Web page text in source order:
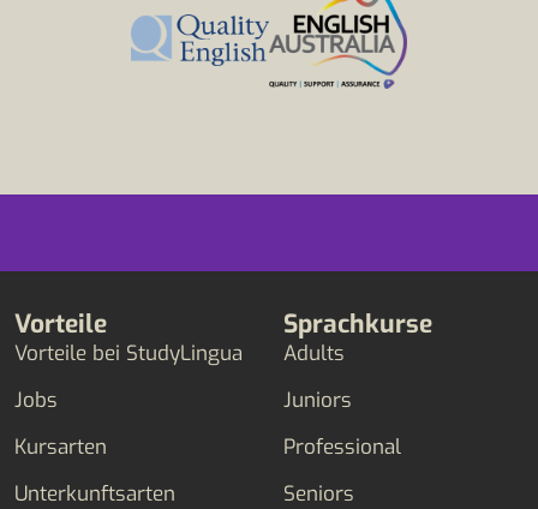
Vorteile
Vorteile bei StudyLingua
Jobs
Kursarten
Unterkunftsarten
Sprachkurse
Adults
Juniors
Professional
Seniors